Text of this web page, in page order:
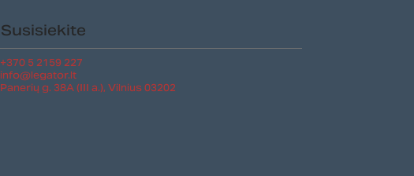
Susisiekite
+370 5 2159 227
info@legator.lt
Panerių g. 38A (III a.), Vilnius 03202